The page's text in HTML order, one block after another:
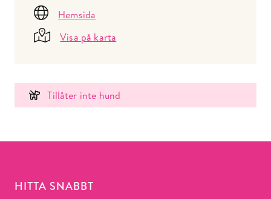
Hemsida
Visa på karta
Tillåter inte hund
HITTA SNABBT